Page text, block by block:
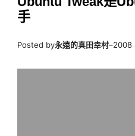
手
Posted by永遠的真田幸村–2008